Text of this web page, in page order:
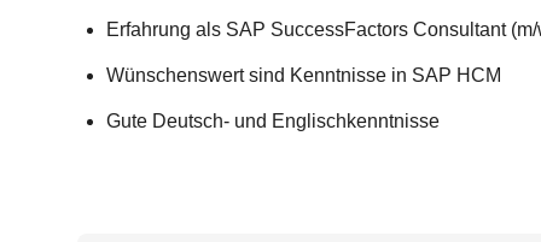
Erfahrung als SAP SuccessFactors Consultant
Wünschenswert sind Kenntnisse in SAP HCM
Gute Deutsch- und Englischkenntnisse